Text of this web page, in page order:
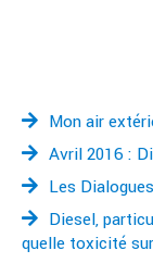
Mon air
Avril 2016 :
Les
Diesel,
quelle toxicité